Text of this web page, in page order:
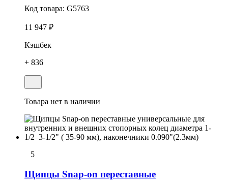
Код товара: G5763
11 947 ₽
Кэшбек
+ 836
Товара нет в наличии
5
Щипцы Snap-on переставные